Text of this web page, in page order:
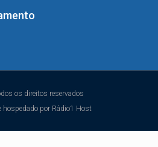
os direitos reservados
hospedado por Rádio1 Host